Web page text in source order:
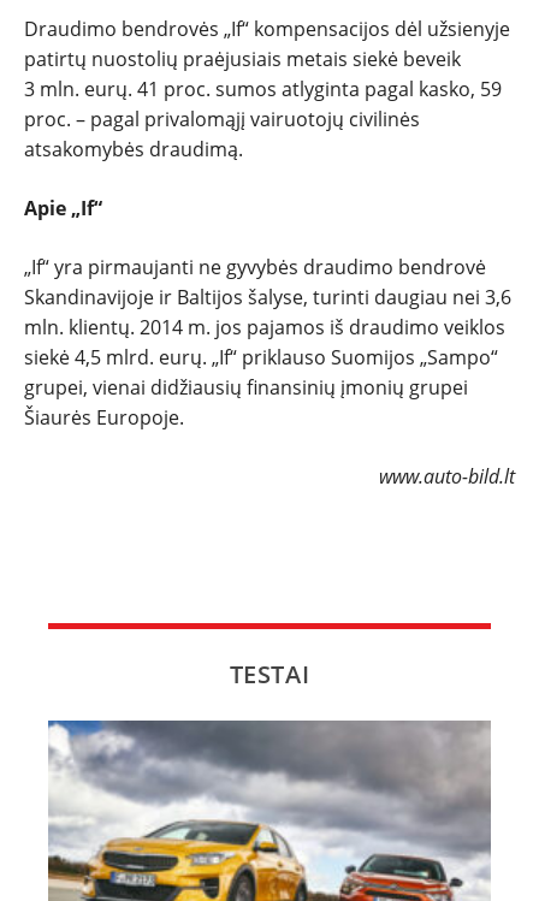
Draudimo bendrovės „If“ kompensacijos dėl užsienyje
patirtų nuostolių praėjusiais metais siekė beveik
3 mln. eurų. 41 proc. sumos atlyginta pagal kasko, 59
proc. – pagal privalomąjį vairuotojų civilinės
atsakomybės draudimą.
Apie „If“
„If“ yra pirmaujanti ne gyvybės draudimo bendrovė
Skandinavijoje ir Baltijos šalyse, turinti daugiau nei 3,6
mln. klientų. 2014 m. jos pajamos iš draudimo veiklos
siekė 4,5 mlrd. eurų. „If“ priklauso Suomijos „Sampo“
grupei, vienai didžiausių finansinių įmonių grupei
Šiaurės Europoje.
www.auto-bild.lt
TESTAI